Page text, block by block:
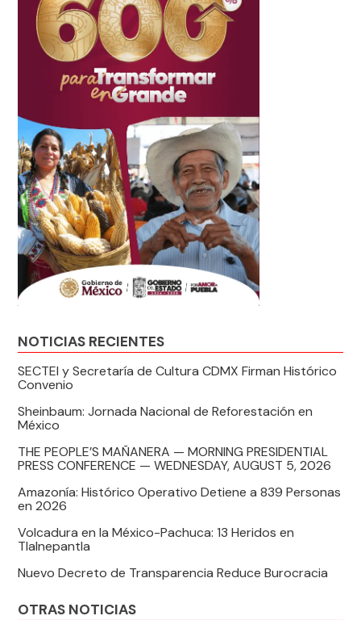
NOTICIAS RECIENTES
SECTEI y Secretaría de Cultura CDMX Firman Histórico
Convenio
Sheinbaum: Jornada Nacional de Reforestación en
México
THE PEOPLE’S MAÑANERA — MORNING PRESIDENTIAL
PRESS CONFERENCE — WEDNESDAY, AUGUST 5, 2026
Amazonía: Histórico Operativo Detiene a 839 Personas
en 2026
Volcadura en la México-Pachuca: 13 Heridos en
Tlalnepantla
Nuevo Decreto de Transparencia Reduce Burocracia
OTRAS NOTICIAS